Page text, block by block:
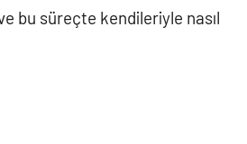
bu süreçte kendileriyle nasıl